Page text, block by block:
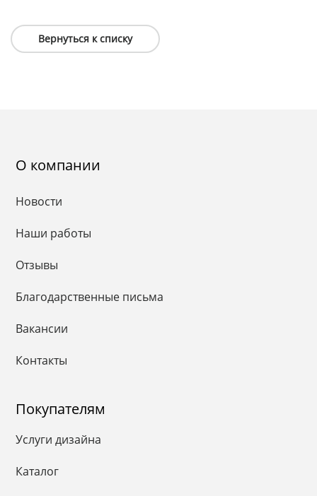
Вернуться к списку
О компании
Новости
Наши работы
Отзывы
Благодарственные письма
Вакансии
Контакты
Покупателям
Услуги дизайна
Каталог